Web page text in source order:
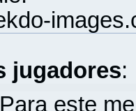
jugadores:
Para este